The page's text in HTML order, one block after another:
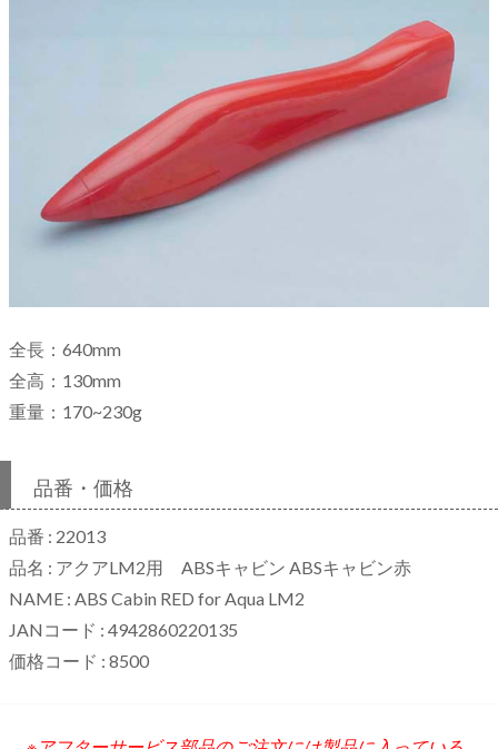
全長：640mm
全高：130mm
重量：170~230g
品番・価格
品番 : 22013
品名 : アクアLM2用 ABSキャビン ABSキャビン赤
NAME : ABS Cabin RED for Aqua LM2
JANコード : 4942860220135
価格コード : 8500